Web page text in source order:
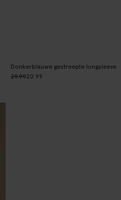
Donkerblauwe gestreepte longsleeve
29.9920.99